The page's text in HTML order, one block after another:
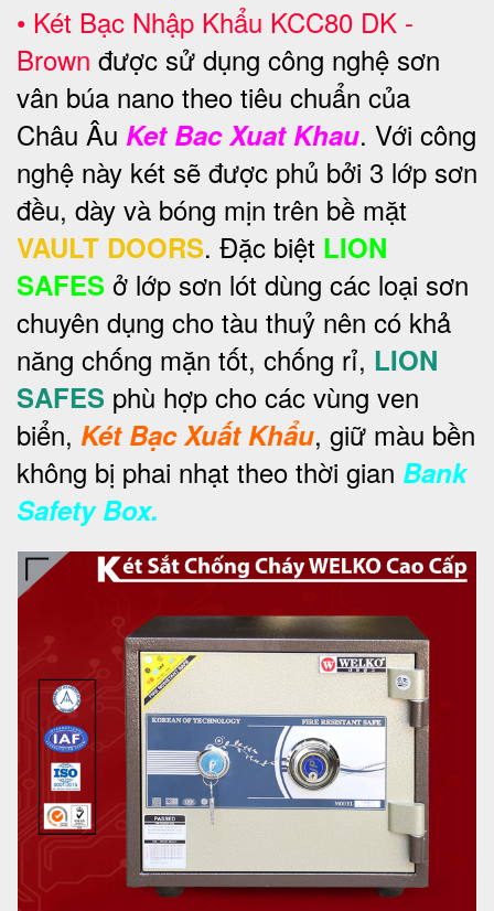
• Két Bạc Nhập Khẩu KCC80 DK -
Brown được sử dụng công nghệ sơn
vân búa nano theo tiêu chuẩn của
Châu Âu Ket Bac Xuat Khau. Với công
nghệ này két sẽ được phủ bởi 3 lớp sơn
đều, dày và bóng mịn trên bề mặt
VAULT DOORS. Đặc biệt LION
SAFES ở lớp sơn lót dùng các loại sơn
chuyên dụng cho tàu thuỷ nên có khả
năng chống mặn tốt, chống rỉ, LION
SAFES phù hợp cho các vùng ven
biển, Két Bạc Xuất Khẩu, giữ màu bền
không bị phai nhạt theo thời gian Bank
Safety Box.